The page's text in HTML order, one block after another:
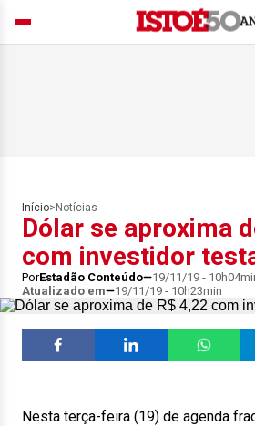
Início> Notícias
Dólar se aproxima
com investidor
PorEstadão Conteúdo 19/11/19 -
Atualizado em
19/11/19 - 10h23min
Nesta terça-feira (19) de agenda